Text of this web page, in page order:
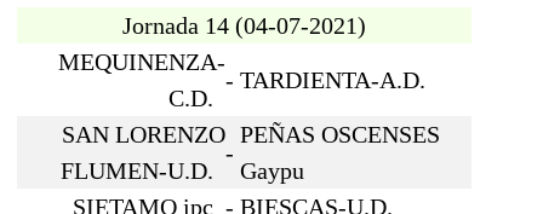
Jornada 14 (04-07-2021)
MEQUINENZA-
C.D.
- TARDIENTA-A.D.
SAN LORENZO
FLUMEN-U.D.
-
PEÑAS OSCENSES
Gaypu
SIETAMO ipc - BIESCAS-U.D.